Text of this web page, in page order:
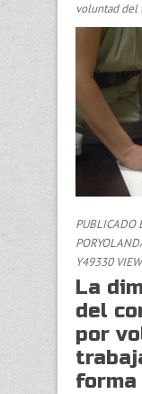
voluntad del
PUBLICADO
POR
Y49330
La
del
por
forma